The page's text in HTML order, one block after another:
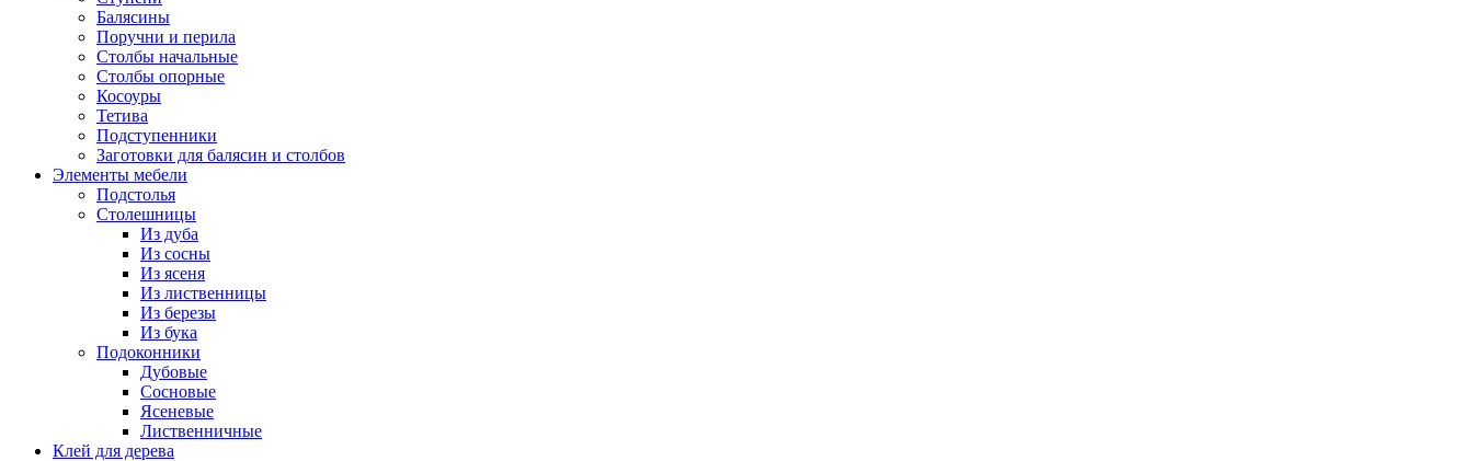
Балясины
Поручни и перила
Столбы начальные
Столбы опорные
Косоуры
Тетива
Подступенники
Заготовки для балясин и столбов
Элементы мебели
Подстолья
Столешницы
Из дуба
Из сосны
Из ясеня
Из лиственницы
Из березы
Из бука
Подоконники
Дубовые
Сосновые
Ясеневые
Лиственничные
Клей для дерева